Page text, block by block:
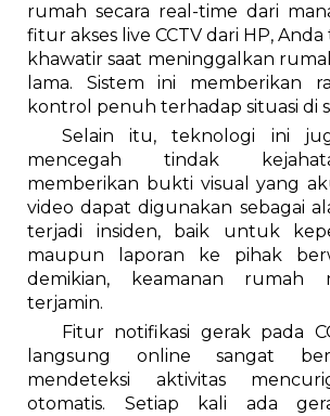
rumah secara real-time dari
fitur akses live CCTV dari HP,
khawatir saat meninggalkan
lama. Sistem ini memberikan
kontrol penuh terhadap situasi di
Selain itu, teknologi ini
mencegah tindak
memberikan bukti visual yang
video dapat digunakan sebagai
terjadi insiden, baik untuk
maupun laporan ke pihak
demikian, keamanan rumah
terjamin.
Fitur notifikasi gerak pada
langsung online sangat
mendeteksi aktivitas
otomatis. Setiap kali ada